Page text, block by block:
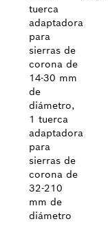
tuerca
adaptadora
para
sierras de
corona de
14-30 mm
de
diámetro,
1 tuerca
adaptadora
para
sierras de
corona de
32-210
mm de
diámetro